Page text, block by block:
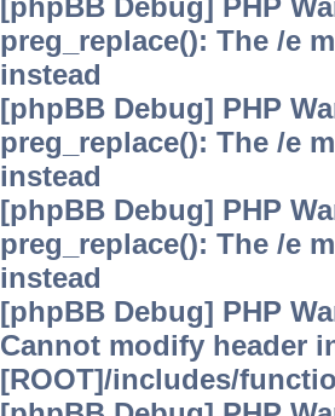
[phpBB Debug] PHP
preg_replace(): The /e
instead
[phpBB Debug] PHP
preg_replace(): The /e
instead
[phpBB Debug] PHP
preg_replace(): The /e
instead
[phpBB Debug] PHP
Cannot modify header
[ROOT]/includes/